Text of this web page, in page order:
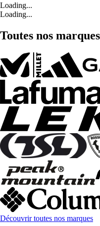
Loading...
Loading...
Toutes nos marques
Découvrir toutes nos marques